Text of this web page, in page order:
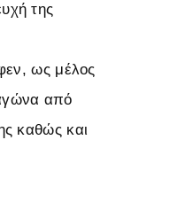
της
ως μέλος
από
καθώς και